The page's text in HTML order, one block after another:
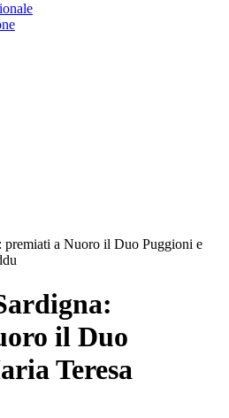
premiati a Nuoro il Duo Puggioni e
il Duo
Teresa